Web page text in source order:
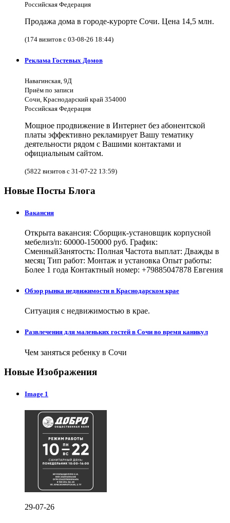
Российская Федерация
Продажа дома в городе-курорте Сочи. Цена 14,5 млн.
(174 визитов с 03-08-26 18:44)
Реклама Гостевых Домов
Навагинская, 9Д
Приём по записи
Сочи, Краснодарский край 354000
Российская Федерация
Мощное продвижение в Интернет без абонентской
платы эффективно рекламирует Вашу тематику
деятельности рядом с Вашими контактами и
официальным сайтом.
(5822 визитов с 31-07-22 13:59)
Новые Посты Блога
Вакансия
Открыта вакансия: Сборщик-установщик корпусной
мебелиз/п: 60000-150000 руб. График:
СменныйЗанятость: Полная Частота выплат: Дважды в
месяц Тип работ: Монтаж и установка Опыт работы:
Более 1 года Контактный номер: +79885047878 Евгения
Обзор рынка недвижимости в Краснодарском крае
Ситуация с недвижимостью в крае.
Развлечения для маленьких гостей в Сочи во время каникул
Чем заняться ребенку в Сочи
Новые Изображения
Image 1
29-07-26